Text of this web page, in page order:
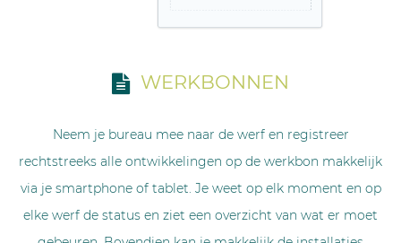
WERKBONNEN
Neem je bureau mee naar de werf en registreer
rechtstreeks alle ontwikkelingen op de werkbon makkelijk
via je smartphone of tablet. Je weet op elk moment en op
elke werf de status en ziet een overzicht van wat er moet